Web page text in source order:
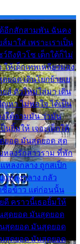
อีกสักสามพัน ฉันคง
มาใส่ เพราะเราเป็น
ว์ถึงหิวโซ เด็กใต้ก็ไม่
ห้เด็กเทพเหลียวมอง
ยอด เดินโยกย้ายเย
ส์ ตัวใหม่ใส่มา เดิน
หา ไม่พอใจ ได้เป็น
ใต้ถามมัน ว่ามัน
ยิ้มให้ เจอะเด็กใต้
ยอด มันสุดยอด สุด
หลงรักสาวราม ที่พัก
หลงกลาง ถูกสเป็ก
แหลงกลาง กลัว
ซื้อข้าว แต่ก่อนนั้น
ดี คราวนี้เธอยิ้มให้
สุดยอด มันสุดยอด
สุดยอด มันสุดยอด
สุดยอด มันสุดยอด